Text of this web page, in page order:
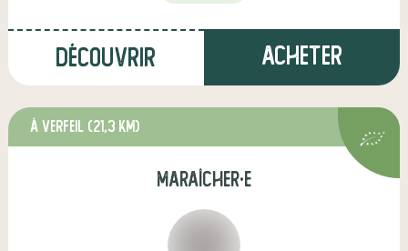
Découvrir Acheter
à Verfeil (21,3 km)
maraîcher·e